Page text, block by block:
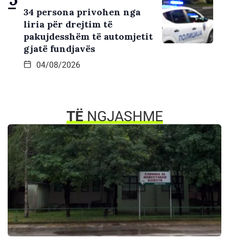
34 persona privohen nga
liria për drejtim të
pakujdesshëm të automjetit
gjatë fundjavës
04/08/2026
TËNGJASHME